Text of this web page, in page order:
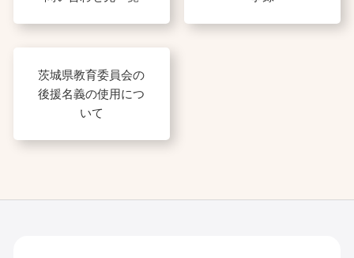
茨城県教育委員会の
後援名義の使用につ
いて